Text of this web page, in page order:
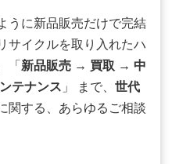
うに新品販売だけで完結
サイクルを取り入れたハ
「 新品販売 → 買取 → 中
テナンス 」 まで、 世代
関する、あらゆるご相談